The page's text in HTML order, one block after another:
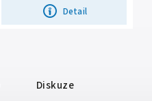
Detail
Diskuze